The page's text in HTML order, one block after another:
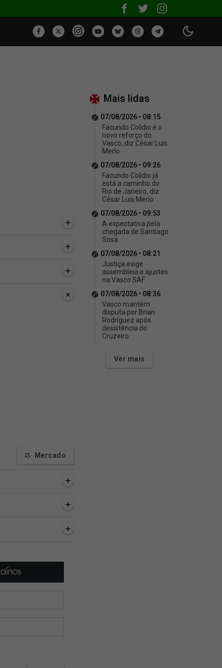
Mercado
Mais lidas
07/08/2026 • 08:15
Facundo Colidio é o
novo reforço do
Vasco, diz César Luis
Merlo
07/08/2026 • 09:26
Facundo Colidio já
está a caminho do
Rio de Janeiro, diz
César Luis Merlo
07/08/2026 • 09:53
A expectativa pela
chegada de Santiago
Sosa
07/08/2026 • 08:21
Justiça exige
assembleia e ajustes
na Vasco SAF
07/08/2026 • 08:36
Vasco mantém
disputa por Brian
Rodríguez após
desistência do
Cruzeiro
Ver mais